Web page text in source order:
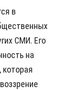
в
СМИ. Его
на
которая